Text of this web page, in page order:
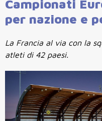
Campionati
per nazione e
La Francia al via con la
atleti di 42 paesi.